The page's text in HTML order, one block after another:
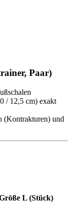
Paar)
/ 12,5 cm) exakt
(Kontrakturen) und
L (Stück)